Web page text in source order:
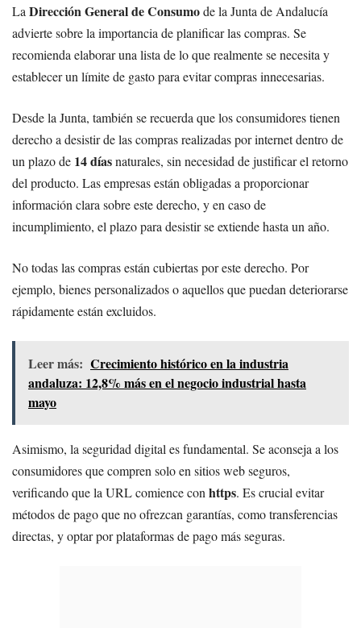
La Dirección General de Consumode la Junta de Andalucía
advierte sobre la importancia de planificar las compras. Se
recomienda elaborar una lista de lo que realmente se necesita y
establecer un límite de gasto para evitar compras innecesarias.
Desde la Junta, también se recuerda que los consumidores tienen
derecho a desistir de las compras realizadas por internet dentro de
un plazo de 14 díasnaturales, sin necesidad de justificar el retorno
del producto. Las empresas están obligadas a proporcionar
información clara sobre este derecho, y en caso de
incumplimiento, el plazo para desistir se extiende hasta un año.
No todas las compras están cubiertas por este derecho. Por
ejemplo, bienes personalizados o aquellos que puedan deteriorarse
rápidamente están excluidos.
Leer más: Crecimiento histórico en la industria
andaluza: 12,8% más en el negocio industrial hasta
mayo
Asimismo, la seguridad digital es fundamental. Se aconseja a los
consumidores que compren solo en sitios web seguros,
verificando que la URL comience con https. Es crucial evitar
métodos de pago que no ofrezcan garantías, como transferencias
directas, y optar por plataformas de pago más seguras.